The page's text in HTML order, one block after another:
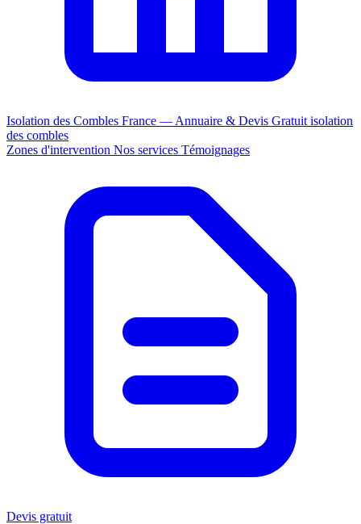
Isolation des Combles France — Annuaire & Devis Gratuit isolation
des combles
Zones d'intervention Nos services Témoignages
Devis gratuit